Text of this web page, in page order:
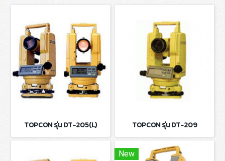
TOPCON รุ่น DT-205(L) TOPCON รุ่น DT-209
New